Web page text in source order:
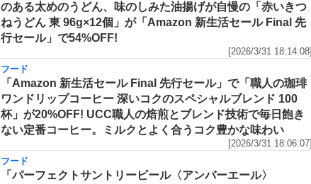
のある太めのうどん、味のしみた油揚げが自慢の「赤いきつ
ねうどん 東 96g×12個」が「Amazon 新生活セール Final 先
行セール」で54%OFF!
[2026/3/31 18:14:08]
フード
「Amazon 新生活セール Final 先行セール」で「職人の珈琲
ワンドリップコーヒー 深いコクのスペシャルブレンド 100
杯」が20%OFF! UCC職人の焙煎とブレンド技術で毎日飽き
ない定番コーヒー。ミルクとよく合うコク豊かな味わい
[2026/3/31 18:06:07]
フード
「パーフェクトサントリービール〈アンバーエール〉